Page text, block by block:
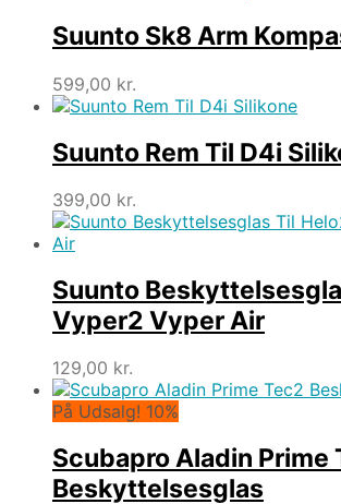
Suunto Sk8 Arm
599,00 kr.
Suunto Rem Til D4i
399,00 kr.
Suunto
Vyper2 Vyper Air
129,00 kr.
På Udsalg! 10%
Scubapro Aladin Prime
Beskyttelsesglas